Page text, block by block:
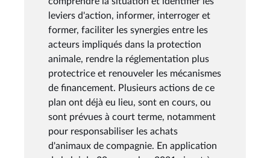
leviers d'action, informer, interroger et
former, faciliter les synergies entre les
acteurs impliqués dans la protection
animale, rendre la réglementation plus
protectrice et renouveler les mécanismes
de financement. Plusieurs actions de ce
plan ont déjà eu lieu, sont en cours, ou
sont prévues à court terme, notamment
pour responsabiliser les achats
d'animaux de compagnie. En application